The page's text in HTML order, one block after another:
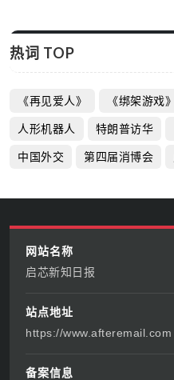
热词 TOP
《再见爱人》 《绑架游戏》
人形机器人 特朗普访华
中国外交 第四届消博会
网站名称
启芯新知日报
站点地址
https://www.afteremail.com
备案信息